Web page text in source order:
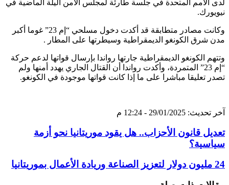
لدى الأمم المتحدة في جلسة طارئة لمجلس الأمن اليلة الماضية في
نيويورك.
وكانت مصادر متطابقة قد أكدت دخول مسلحي “إم 23” غوما أكبر
مدن شرق الكونغو الديمقراطية وسيطرتها على المطار .
وتتهم الكونغو الديمقراطية جارتها رواندا بإرسال قواتها لدعم حركة
“إم 23” المتمردة، وأكدت رواندا أن القتال الجاري يهدد أمنها ولم
تصدر تعليقا مباشرا على ما إذا كانت قواتها موجودة في الكونغو.
آخر تحديث: 29/01/2025 - 12:24 م
تعديل قانون الأحزاب.. هل يقود موريتانيا نحو أزمة
سياسية؟
24 مليون دولار لتعزيز الصناعة وريادة الأعمال بموريتانيا